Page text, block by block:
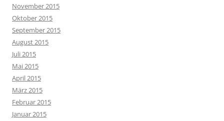
November 2015
Oktober 2015
September 2015
August 2015
Juli 2015
Mai 2015
April 2015
März 2015
Februar 2015
Januar 2015